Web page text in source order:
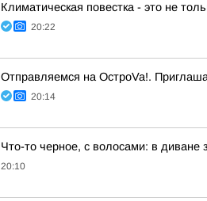
Климатическая повестка - это не
20:22
Отправляемся на ОстроVa!.
20:14
Что-то черное, с волосами: в диване
20:10